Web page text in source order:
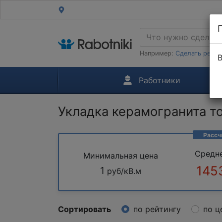
Например: Сделать
Работники
Укладка керамогранита
Минимальная цена
1 руб/кВ.м
Сортировать по рейтингу по